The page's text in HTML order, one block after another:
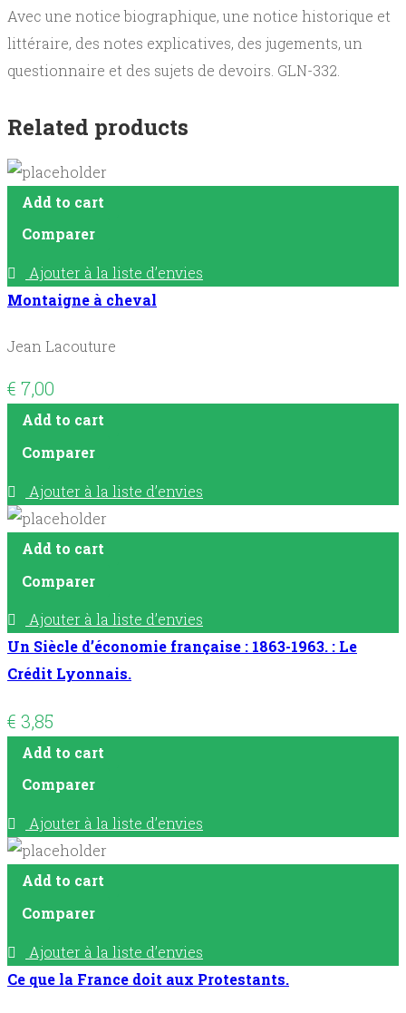
Avec une notice biographique, une notice historique et
littéraire, des notes explicatives, des jugements, un
questionnaire et des sujets de devoirs. GLN-332.
Related products
Add to cart
Comparer
Ajouter à la liste d’envies
Montaigne à cheval
Jean Lacouture
€ 7,00
Add to cart
Comparer
Ajouter à la liste d’envies
Add to cart
Comparer
Ajouter à la liste d’envies
Un Siècle d’économie française : 1863-1963. : Le
Crédit Lyonnais.
€ 3,85
Add to cart
Comparer
Ajouter à la liste d’envies
Add to cart
Comparer
Ajouter à la liste d’envies
Ce que la France doit aux Protestants.